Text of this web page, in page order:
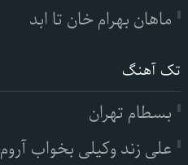
ماهان بهرام خان تا ابد
تک آهنگ
بسطام تهران
علی زند وکیلی بخواب آروم